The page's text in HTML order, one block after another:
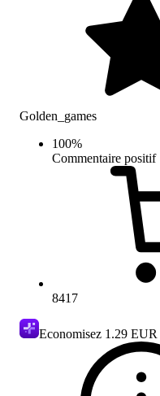
Golden_games
100%
Commentaire positif
8417
Economisez 1.29 EUR